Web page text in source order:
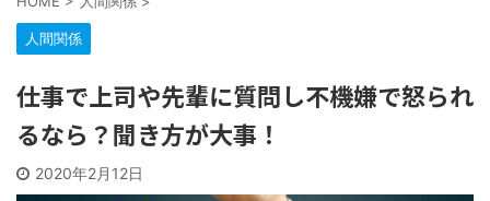
人間関係
仕事で上司や先輩に質問し不機嫌で怒られ
るなら？聞き方が大事！
2020年2月12日